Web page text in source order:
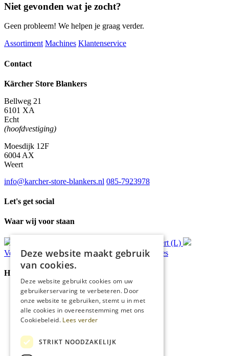
Niet gevonden wat je zocht?
Geen probleem! We helpen je graag verder.
Assortiment Machines Klantenservice
Contact
Kärcher Store Blankers
Bellweg 21
6101 XA
Echt
(hoofdvestiging)
Moesdijk 12F
6004 AX
Weert
info@karcher-store-blankers.nl 085-7923978
Let's get social
Waar wij voor staan
Ophalen in Echt of Weert (L)
Verzondenbinnen 48 uur* Persoonlijk advies
Handige Links
Home
Klantenservice
Over ons
Blog
Cookies
Deze website maakt gebruik
van cookies.
Deze website gebruikt cookies om uw
gebruikerservaring te verbeteren. Door
onze website te gebruiken, stemt u in met
alle cookies in overeenstemming met ons
Cookiebeleid. Lees verder
STRIKT NOODZAKELIJK